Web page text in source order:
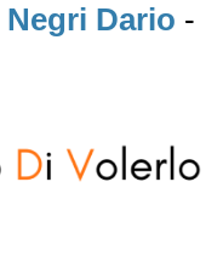
Negri Dario -